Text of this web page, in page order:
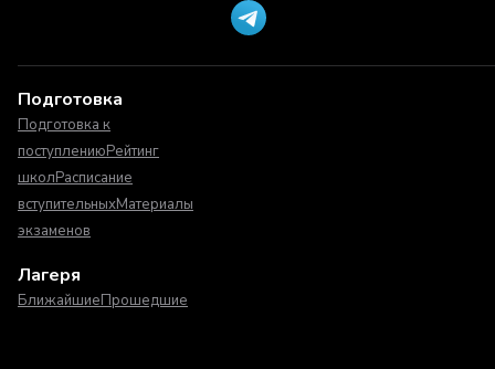
Подготовка
Подготовка к
поступлениюРейтинг
школРасписание
вступительныхМатериалы
экзаменов
Лагеря
БлижайшиеПрошедшие